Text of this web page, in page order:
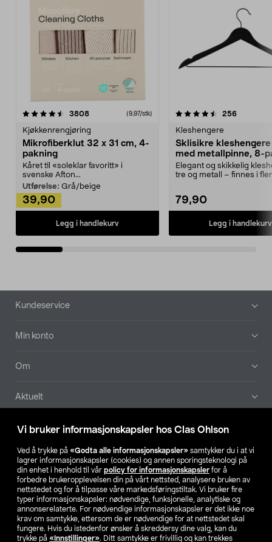
Vi bruker informasjonskapsler hos Clas Ohlson
Ved å trykke på «Godta alle informasjonskapsler» samtykker du i at vi
lagrer informasjonskapsler (cookies) og annen sporingsteknologi på
din enhet i henhold til vår policy for informasjonskapsler for å
forbedre brukeropplevelsen din på vårt nettsted, analysere bruken av
nettstedet og for å tilpasse våre markedsføringstiltak. Vi bruker fire
typer informasjonskapsler: nødvendige, funksjonelle, analytiske og
annonserelaterte. For nødvendige informasjonskapsler er det ikke noe
krav om samtykke, ettersom de er nødvendige for at nettstedet skal
fungere. Hvis du istedenfor ønsker å skreddersy dine valg, kan du
trykke på «Innstillinger». Ditt samtykke er frivillig og kan trekkes
3808anmeldelser(9,97/stk)
Kjøkkenrengjøring
Mikrofiberklut 32 x 31 cm, 4-
pakning
Kåret til «soleklar favoritt» i
svenske Afton...
Utførelse: Grå/beige
39,90
Legg i handlekurv
4.5av 5 stjerner 256
Kleshengere
Sklisikre
med metallpinne, 8-
Elegant og skikkelig
tre og metall – finnes i
79,90
Legg i handlekurv
4.5av 5 stjerner
Bunntekst
Kundeservice
Min konto
Om
Aktuelt
Våre selskaper
Finn din butikk
SE NO FI